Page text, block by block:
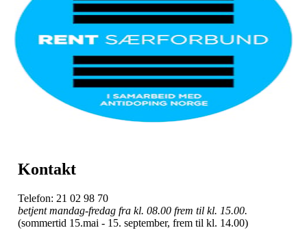
Kontakt
Telefon: 21 02 98 70
betjent mandag-fredag fra kl. 08.00 frem til kl. 15.00.
(sommertid 15.mai - 15. september, frem til kl. 14.00)